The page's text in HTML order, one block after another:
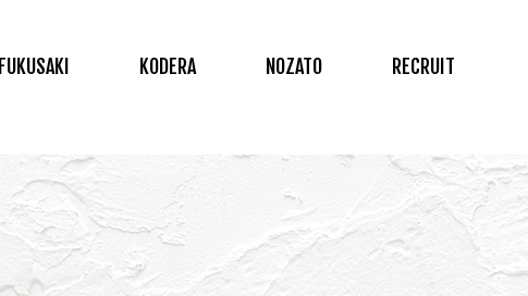
FUKUSAKI KODERA NOZATO RECRUIT